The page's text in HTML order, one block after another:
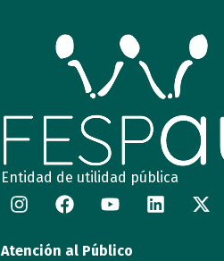
Entidad de utilidad pública
Atención al Público